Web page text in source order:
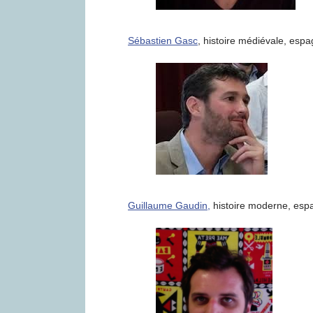
Sébastien Gasc, histoire médiévale,
Guillaume Gaudin, histoire moderne,